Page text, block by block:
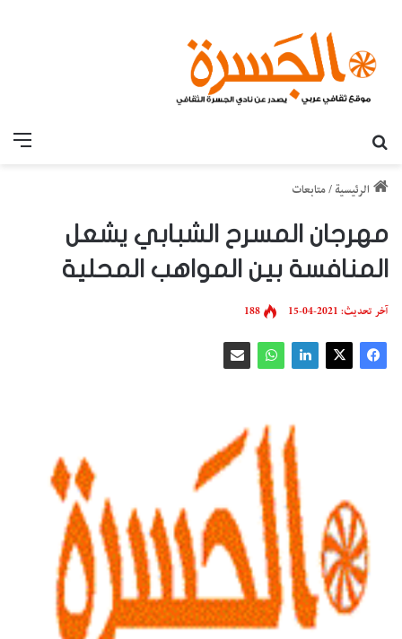
الرئيسية /متابعات
مهرجان المسرح الشبابي يشعل
المنافسة بين المواهب المحلية
آخر تحديث: 2021-04-15 188